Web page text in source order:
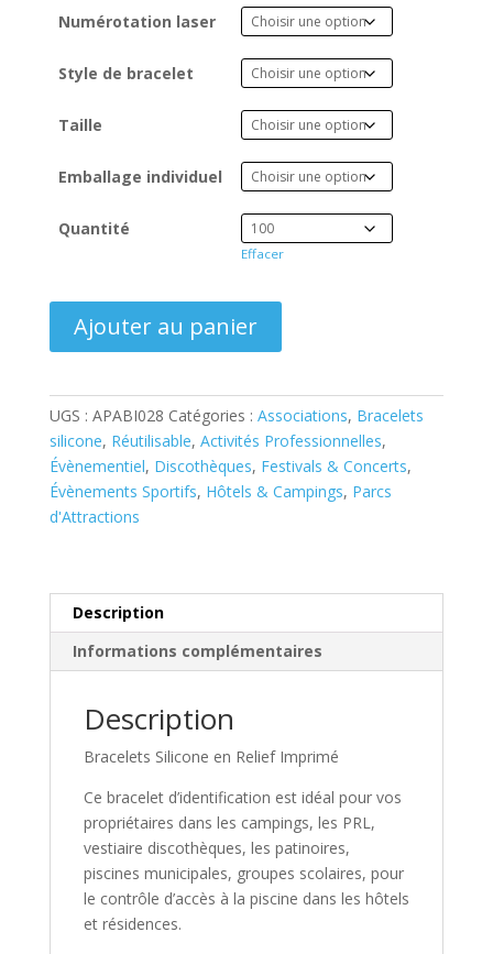
Numérotation laser
Style de bracelet
Taille
Emballage individuel
Quantité
Effacer
Relief
Imprimé
6mm
Ajouter au panier
UGS : APABI028 Catégories : Associations, Bracelets
silicone, Réutilisable, Activités Professionnelles,
Évènementiel, Discothèques, Festivals & Concerts,
Évènements Sportifs, Hôtels & Campings, Parcs
d'Attractions
Description
Informations complémentaires
Description
Bracelets Silicone en Relief Imprimé
Ce bracelet d’identification est idéal pour vos
propriétaires dans les campings, les PRL,
vestiaire discothèques, les patinoires,
piscines municipales, groupes scolaires, pour
le contrôle d’accès à la piscine dans les hôtels
et résidences.